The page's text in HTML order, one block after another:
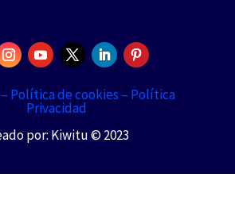
Política de cookies – Política
Privacidad
por: Kiwitu © 2023